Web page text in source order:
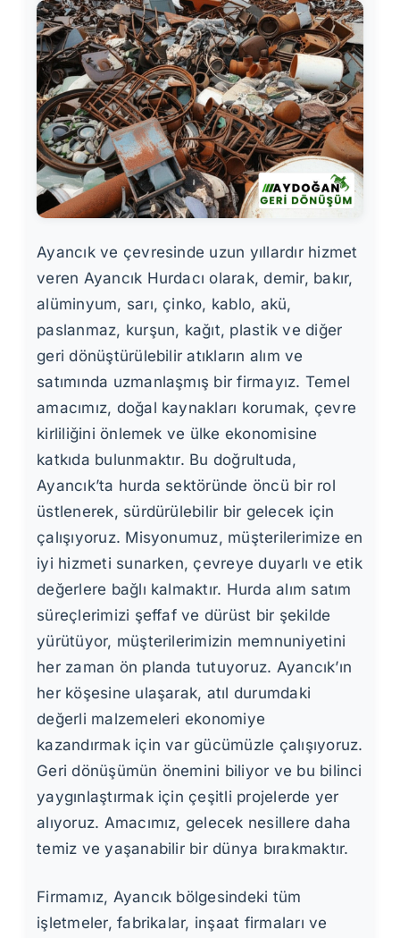
Ayancık ve çevresinde uzun yıllardır hizmet
veren Ayancık Hurdacı olarak, demir, bakır,
alüminyum, sarı, çinko, kablo, akü,
paslanmaz, kurşun, kağıt, plastik ve diğer
geri dönüştürülebilir atıkların alım ve
satımında uzmanlaşmış bir firmayız. Temel
amacımız, doğal kaynakları korumak, çevre
kirliliğini önlemek ve ülke ekonomisine
katkıda bulunmaktır. Bu doğrultuda,
Ayancık’ta hurda sektöründe öncü bir rol
üstlenerek, sürdürülebilir bir gelecek için
çalışıyoruz. Misyonumuz, müşterilerimize en
iyi hizmeti sunarken, çevreye duyarlı ve etik
değerlere bağlı kalmaktır. Hurda alım satım
süreçlerimizi şeffaf ve dürüst bir şekilde
yürütüyor, müşterilerimizin memnuniyetini
her zaman ön planda tutuyoruz. Ayancık’ın
her köşesine ulaşarak, atıl durumdaki
değerli malzemeleri ekonomiye
kazandırmak için var gücümüzle çalışıyoruz.
Geri dönüşümün önemini biliyor ve bu bilinci
yaygınlaştırmak için çeşitli projelerde yer
alıyoruz. Amacımız, gelecek nesillere daha
temiz ve yaşanabilir bir dünya bırakmaktır.
Firmamız, Ayancık bölgesindeki tüm
işletmeler, fabrikalar, inşaat firmaları ve